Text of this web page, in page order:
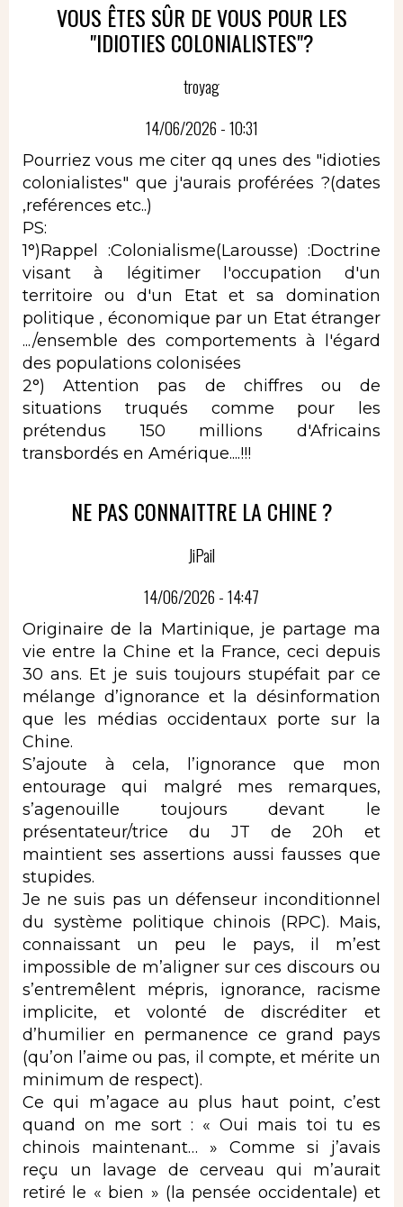
VOUS ÊTES SÛR DE VOUS POUR LES
"IDIOTIES COLONIALISTES"?
troyag
14/06/2026 - 10:31
Pourriez vous me citer qq unes des "idioties
colonialistes" que j'aurais proférées ?(dates
,reférences etc..)
PS:
1°)Rappel :Colonialisme(Larousse) :Doctrine
visant à légitimer l'occupation d'un
territoire ou d'un Etat et sa domination
politique , économique par un Etat étranger
.../ensemble des comportements à l'égard
des populations colonisées
2°) Attention pas de chiffres ou de
situations truqués comme pour les
prétendus 150 millions d'Africains
transbordés en Amérique....!!!
NE PAS CONNAITTRE LA CHINE ?
JiPail
14/06/2026 - 14:47
Originaire de la Martinique, je partage ma
vie entre la Chine et la France, ceci depuis
30 ans. Et je suis toujours stupéfait par ce
mélange d’ignorance et la désinformation
que les médias occidentaux porte sur la
Chine.
S’ajoute à cela, l’ignorance que mon
entourage qui malgré mes remarques,
s’agenouille toujours devant le
présentateur/trice du JT de 20h et
maintient ses assertions aussi fausses que
stupides.
Je ne suis pas un défenseur inconditionnel
du système politique chinois (RPC). Mais,
connaissant un peu le pays, il m’est
impossible de m’aligner sur ces discours ou
s’entremêlent mépris, ignorance, racisme
implicite, et volonté de discréditer et
d’humilier en permanence ce grand pays
(qu’on l’aime ou pas, il compte, et mérite un
minimum de respect).
Ce qui m’agace au plus haut point, c’est
quand on me sort : « Oui mais toi tu es
chinois maintenant… » Comme si j’avais
reçu un lavage de cerveau qui m’aurait
retiré le « bien » (la pensée occidentale) et